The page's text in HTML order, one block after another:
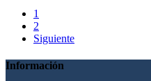
1
2
Siguiente
Información